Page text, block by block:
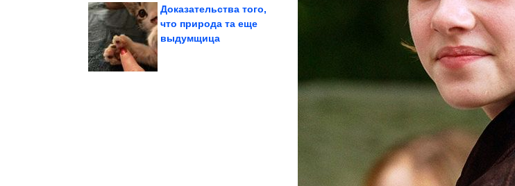
Доказательства того,
что природа та еще
выдумщица
храме Вишну, которую